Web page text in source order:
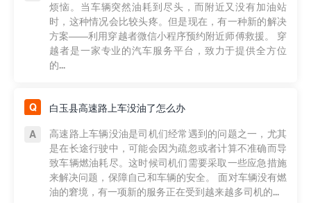
烦恼。当车辆突然油耗到尽头，而附近又没有加油站
时，这种情况会比较头疼。但是现在，有一种新的解决
方案——利用穿越者微信小程序预约附近师傅救援。 穿
越者是一家专业的汽车服务平台，致力于提供全方位
的...
白玉县高速路上车没油了怎么办
高速路上车辆没油是司机们经常遇到的问题之一，尤其
是在长途行驶中，可能会因为疏忽或者计算不准确而导
致车辆燃油耗尽。这时候司机们需要采取一些应急措施
来解决问题，保障自己和车辆的安全。 面对车辆没有燃
油的窘境，有一项新的服务正在受到越来越多司机的...